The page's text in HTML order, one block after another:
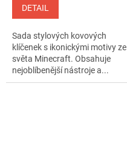
DETAIL
Sada stylových kovových
klíčenek s ikonickými motivy ze
světa Minecraft. Obsahuje
nejoblíbenější nástroje a...